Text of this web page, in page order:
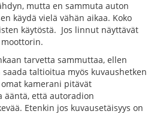
mutta en sammuta auton
käydä vielä vähän aikaa. Koko
käytöstä. Jos linnut näyttävät
tarvetta sammuttaa, ellen
taltioitua myös kuvaushetken
kamerani pitävät
ääntä, että autoradion
Etenkin jos kuvausetäisyys on